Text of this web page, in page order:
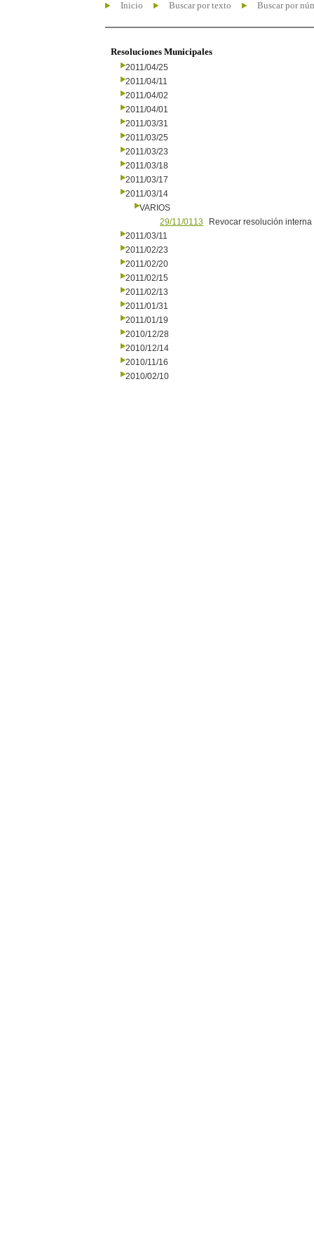
Inicio Buscar por texto Buscar por
Resoluciones Municipales
2011/04/25
2011/04/11
2011/04/02
2011/04/01
2011/03/31
2011/03/25
2011/03/23
2011/03/18
2011/03/17
2011/03/14
VARIOS
29/11/0113
Revocar resolución
2011/03/11
2011/02/23
2011/02/20
2011/02/15
2011/02/13
2011/01/31
2011/01/19
2010/12/28
2010/12/14
2010/11/16
2010/02/10